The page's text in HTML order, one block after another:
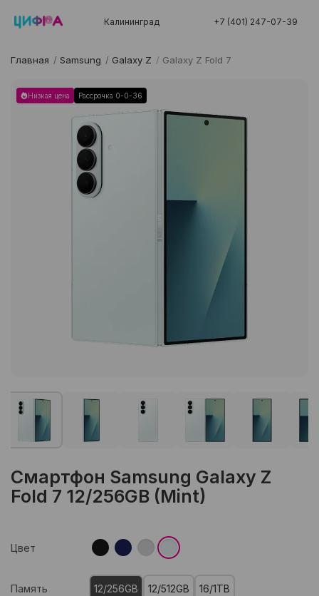
Калининград +7 (401) 247-07-39
Главная / Samsung / Galaxy Z / Galaxy Z Fold 7
Низкая цена Рассрочка 0-0-36
Смартфон Samsung Galaxy Z
Fold 7 12/256GB (Mint)
Цвет
Память 12/256GB 12/512GB 16/1TB